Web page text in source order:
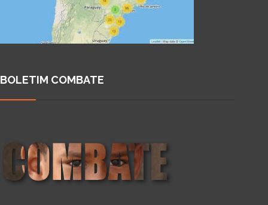
BOLETIM COMBATE